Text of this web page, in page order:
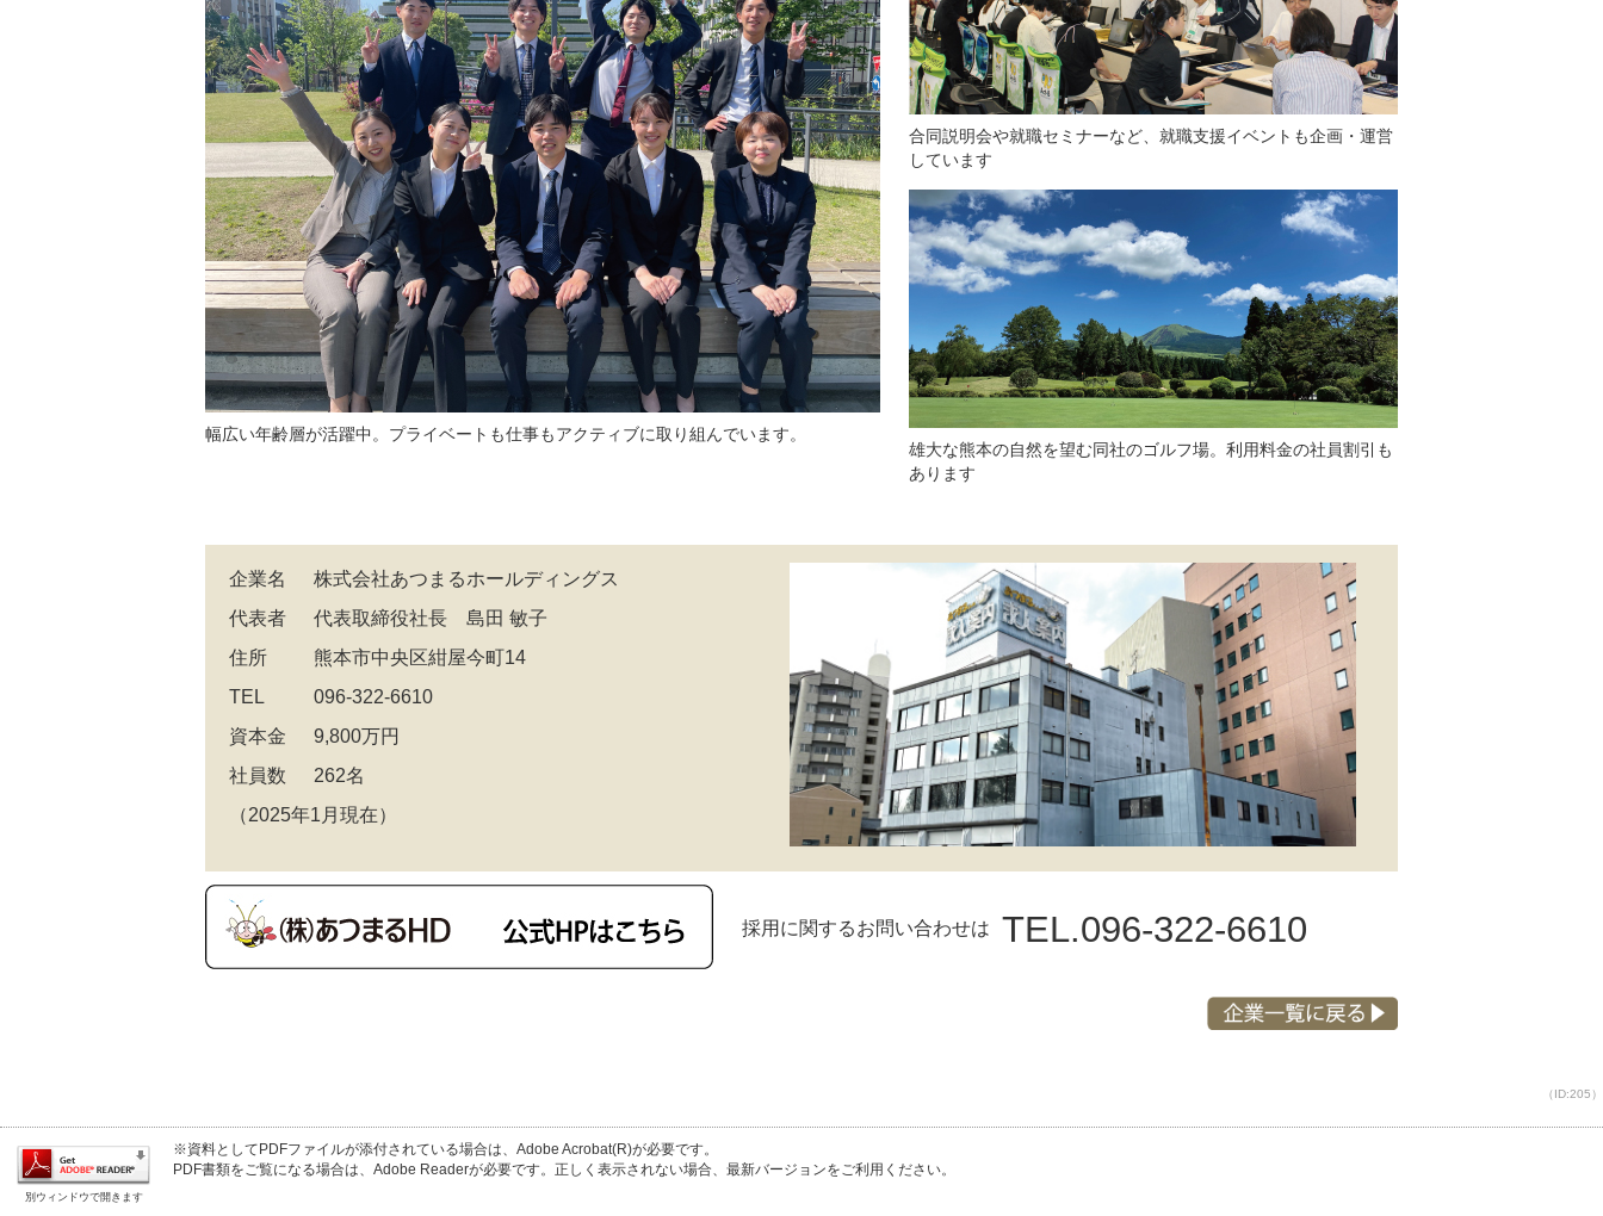
幅広い年齢層が活躍中。プライベートも仕事もアクティブに取り組んでいます。
合同説明会や就職セミナーなど、就職支援イベントも企画・運営
しています
雄大な熊本の自然を望む同社のゴルフ場。利用料金の社員割引も
あります
企業名
株式会社あつまるホールディングス
代表者
代表取締役社長 島田 敏子
住所
熊本市中央区紺屋今町14
TEL
096-322-6610
資本金
9,800万円
社員数
262名
（2025年1月現在）
採用に関するお問い合わせは TEL.096-322-6610
（ID:205）
別ウィンドウで開きます
※資料としてPDFファイルが添付されている場合は、Adobe Acrobat(R)が必要です。
PDF書類をご覧になる場合は、Adobe Readerが必要です。正しく表示されない場合、最新バージョンをご利用ください。